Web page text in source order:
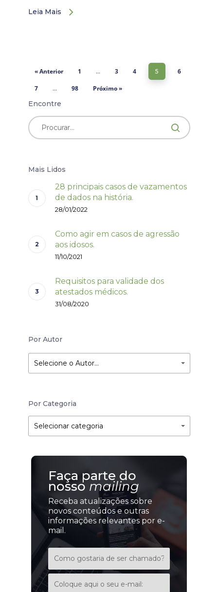
Leia Mais
« Anterior 1 … 3 4 5 6
7 … 98 Próximo »
Encontre
Mais Lidos
28 principais casos de vazamentos
de dados na história.
28/01/2022
Como agir em casos de agressão
aos idosos.
11/10/2021
Requisitos para validade dos
atestados médicos.
31/08/2020
Por Autor
Selecione o Autor…
Por Categoria
Por
Categoria
Selecionar categoria
Categoria
Faça parte do
nosso mailing
Receba atualizações sobre
novos conteúdos e outras
informações relevantes por e-
mail.